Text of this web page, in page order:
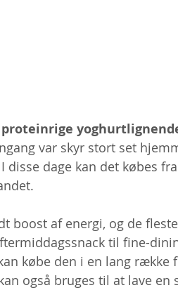
proteinrige
var skyr stort set
disse dage kan det købes
boost af energi, og de
til fine-
købe den i en lang række
også bruges til at lave